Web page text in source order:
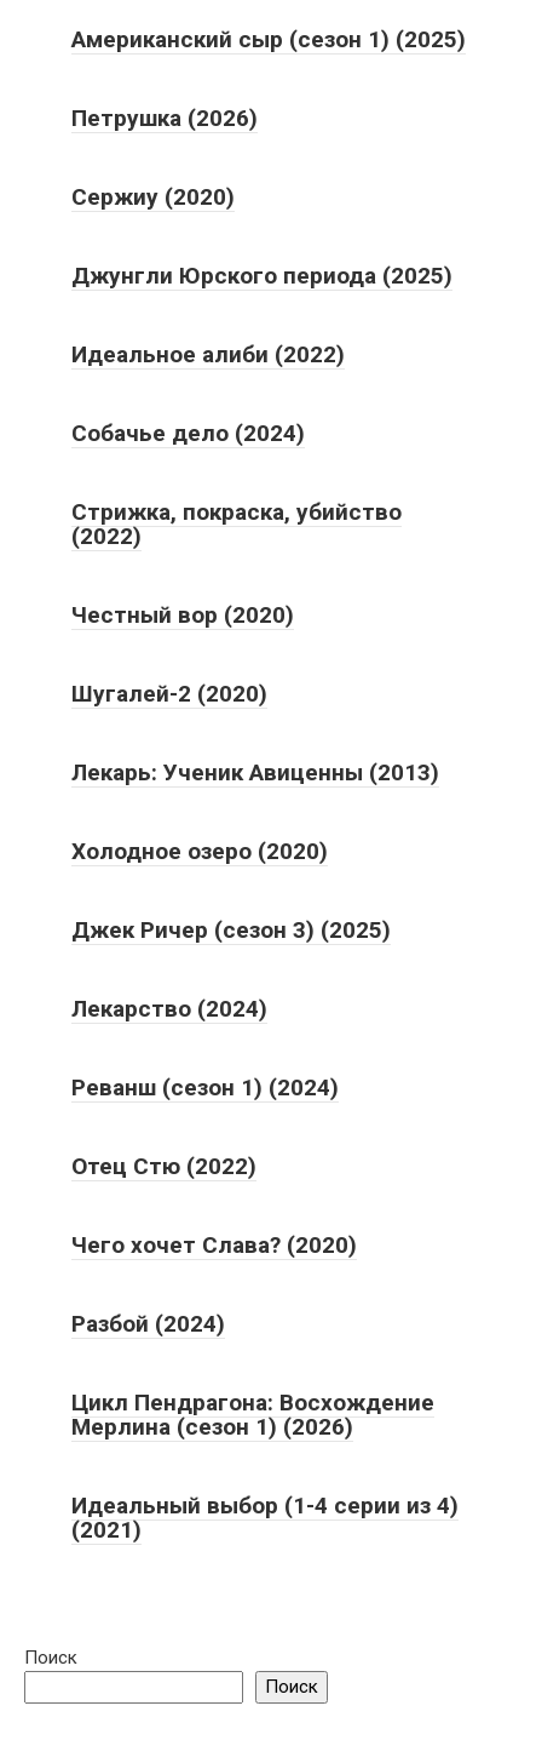
Американский сыр (сезон 1) (2025)
Петрушка (2026)
Сержиу (2020)
Джунгли Юрского периода (2025)
Идеальное алиби (2022)
Собачье дело (2024)
Стрижка, покраска, убийство
(2022)
Честный вор (2020)
Шугалей-2 (2020)
Лекарь: Ученик Авиценны (2013)
Холодное озеро (2020)
Джек Ричер (сезон 3) (2025)
Лекарство (2024)
Реванш (сезон 1) (2024)
Отец Стю (2022)
Чего хочет Слава? (2020)
Разбой (2024)
Цикл Пендрагона: Восхождение
Мерлина (сезон 1) (2026)
Идеальный выбор (1-4 серии из 4)
(2021)
Поиск
Поиск